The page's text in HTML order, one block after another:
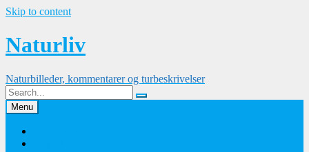
Skip to content
Naturliv
Naturbilleder, kommentarer og turbeskrivelser
Menu